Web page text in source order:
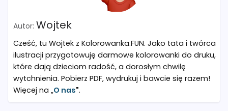
Wojtek
Cześć, tu Wojtek z Kolorowanka.FUN. Jako tata i twórca
ilustracji przygotowuję darmowe kolorowanki do druku,
które dają dzieciom radość, a dorosłym chwilę
wytchnienia. Pobierz PDF, wydrukuj i bawcie się razem!
Więcej na „O nas".